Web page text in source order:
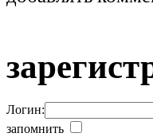
Логин:
запомнить